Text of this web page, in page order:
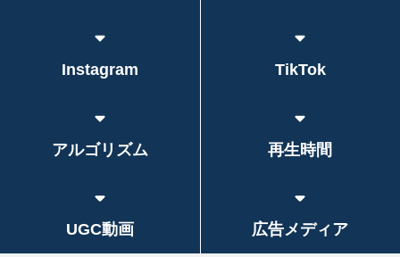
Instagram TikTok
アルゴリズム 再生時間
UGC動画 広告メディア